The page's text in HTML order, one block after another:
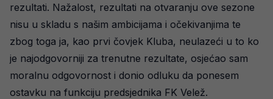
rezultati. Nažalost, rezultati na otvaranju ove sezone
nisu u skladu s našim ambicijama i očekivanjima te
zbog toga ja, kao prvi čovjek Kluba, neulazeći u to ko
je najodgovorniji za trenutne rezultate, osjećao sam
moralnu odgovornost i donio odluku da ponesem
ostavku na funkciju predsjednika FK Velež.